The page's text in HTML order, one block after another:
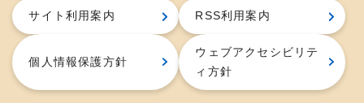
サイト利用案内 RSS利用案内
個人情報保護方針
ウェブアクセシビリテ
ィ方針